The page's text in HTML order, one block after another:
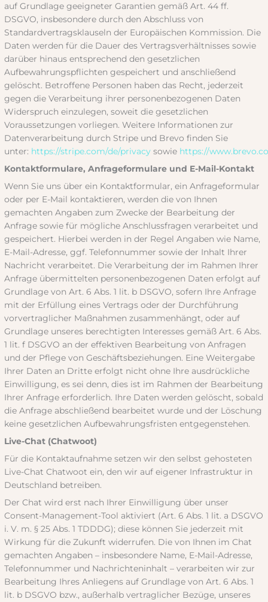
auf Grundlage geeigneter Garantien gemäß Art. 44 ff.
DSGVO, insbesondere durch den Abschluss von
Standardvertragsklauseln der Europäischen Kommission. Die
Daten werden für die Dauer des Vertragsverhältnisses sowie
darüber hinaus entsprechend den gesetzlichen
Aufbewahrungspflichten gespeichert und anschließend
gelöscht. Betroffene Personen haben das Recht, jederzeit
gegen die Verarbeitung ihrer personenbezogenen Daten
Widerspruch einzulegen, soweit die gesetzlichen
Voraussetzungen vorliegen. Weitere Informationen zur
Datenverarbeitung durch Stripe und Brevo finden Sie
unter: https://stripe.com/de/privacy sowie https://
Kontaktformulare, Anfrageformulare und E-Mail-Kontakt
Wenn Sie uns über ein Kontaktformular, ein Anfrageformular
oder per E-Mail kontaktieren, werden die von Ihnen
gemachten Angaben zum Zwecke der Bearbeitung der
Anfrage sowie für mögliche Anschlussfragen verarbeitet und
gespeichert. Hierbei werden in der Regel Angaben wie Name,
E-Mail-Adresse, ggf. Telefonnummer sowie der Inhalt Ihrer
Nachricht verarbeitet. Die Verarbeitung der im Rahmen Ihrer
Anfrage übermittelten personenbezogenen Daten erfolgt auf
Grundlage von Art. 6 Abs. 1 lit. b DSGVO, sofern Ihre Anfrage
mit der Erfüllung eines Vertrags oder der Durchführung
vorvertraglicher Maßnahmen zusammenhängt, oder auf
Grundlage unseres berechtigten Interesses gemäß Art. 6 Abs.
1 lit. f DSGVO an der effektiven Bearbeitung von Anfragen
und der Pflege von Geschäftsbeziehungen. Eine Weitergabe
Ihrer Daten an Dritte erfolgt nicht ohne Ihre ausdrückliche
Einwilligung, es sei denn, dies ist im Rahmen der Bearbeitung
Ihrer Anfrage erforderlich. Ihre Daten werden gelöscht, sobald
die Anfrage abschließend bearbeitet wurde und der Löschung
keine gesetzlichen Aufbewahrungsfristen entgegenstehen.
Live-Chat (Chatwoot)
Für die Kontaktaufnahme setzen wir den selbst gehosteten
Live-Chat Chatwoot ein, den wir auf eigener Infrastruktur in
Deutschland betreiben.
Der Chat wird erst nach Ihrer Einwilligung über unser
Consent-Management-Tool aktiviert (Art. 6 Abs. 1 lit. a DSGVO
i. V. m. § 25 Abs. 1 TDDDG); diese können Sie jederzeit mit
Wirkung für die Zukunft widerrufen. Die von Ihnen im Chat
gemachten Angaben – insbesondere Name, E-Mail-Adresse,
Telefonnummer und Nachrichteninhalt – verarbeiten wir zur
Bearbeitung Ihres Anliegens auf Grundlage von Art. 6 Abs. 1
lit. b DSGVO bzw., außerhalb vertraglicher Bezüge, unseres